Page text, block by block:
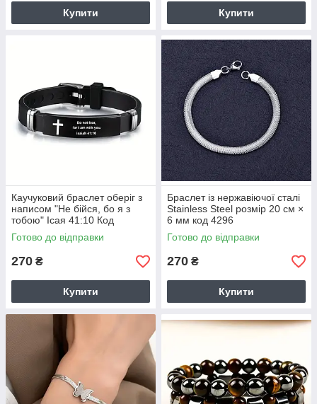
Купити Купити
Каучуковий браслет оберіг з
написом "Не бійся, бо я з
тобою" Ісая 41:10 Код
товару: 6699
Готово до відправки
270 ₴
Купити
Браслет із нержавіючої сталі
Stainless Steel розмір 20 см ×
6 мм код 4296
Готово до відправки
270 ₴
Купити